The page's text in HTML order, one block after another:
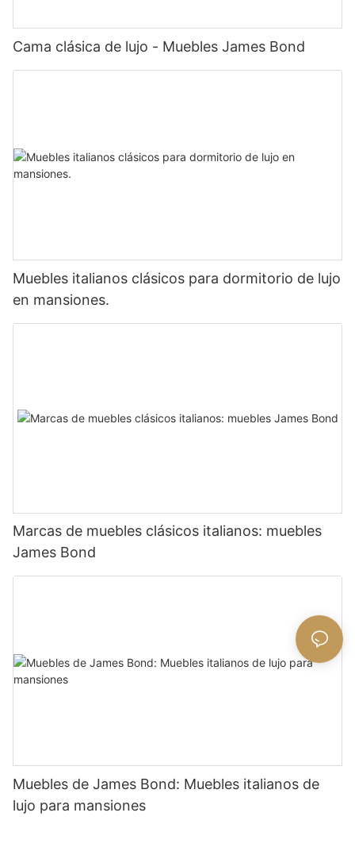
Cama clásica de lujo - Muebles James Bond
Muebles italianos clásicos para dormitorio de lujo
en mansiones.
Marcas de muebles clásicos italianos: muebles
James Bond
Muebles de James Bond: Muebles italianos de
lujo para mansiones